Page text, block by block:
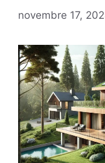
novembre 17,